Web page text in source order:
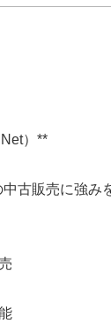
）**
古販売に強